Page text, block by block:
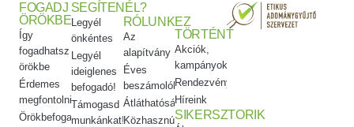
FOGADJ
ÖRÖKBE
Így
fogadhatsz
örökbe
Érdemes
megfontolni
Örökbefogadói
SEGÍTENÉL?
Legyél
önkéntes
Legyél
ideiglenes
befogadó!
Támogasd
munkánkat!
RÓLUNK
Az
alapítvány
Éves
beszámolók
Átláthatóság
Közhasznúsági
EZ
TÖRTÉNT
Akciók,
kampányok
Rendezvényeink
Híreink
SIKERSZTORIK